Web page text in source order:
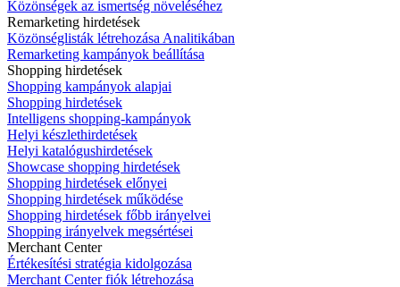
Közönségek az ismertség növeléséhez
Remarketing hirdetések
Közönséglisták létrehozása Analitikában
Remarketing kampányok beállítása
Shopping hirdetések
Shopping kampányok alapjai
Shopping hirdetések
Intelligens shopping-kampányok
Helyi készlethirdetések
Helyi katalógushirdetések
Showcase shopping hirdetések
Shopping hirdetések előnyei
Shopping hirdetések működése
Shopping hirdetések főbb irányelvei
Shopping irányelvek megsértései
Merchant Center
Értékesítési stratégia kidolgozása
Merchant Center fiók létrehozása